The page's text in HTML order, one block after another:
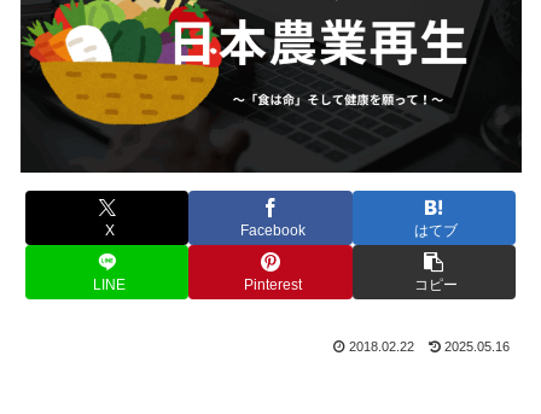
X Facebook はてブ
LINE Pinterest コピー
2018.02.22 2025.05.16